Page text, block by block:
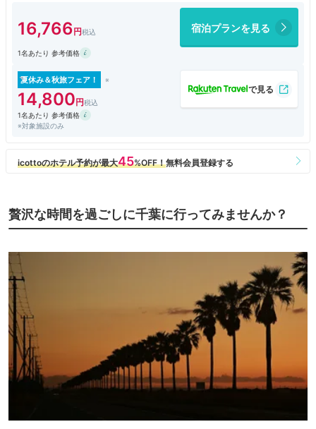
夕食は豪華な少食コースを選択。これがもう、豪華で美味しくて、量が多
い。全然少食じゃない。ビュッフェもあるけどコースだけで満腹でした。
んが、湯冷めしにくいなどの効能はあるそうですよ。寒いとき行くと良い
んでしょうかね。
16,766 宿泊プランを見る
1名あたり 参考価格
夏休み＆秋旅フェア！
14,800
1名あたり 参考価格
※対象施設のみ
贅沢な時間を過ごしに千葉に行ってみませんか？